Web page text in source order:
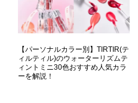
【パーソナルカラー別】TIRTIR(テ
ィルティル)のウォーターリズムテ
ィントミニ30色おすすめ人気カラ
ーを解説！